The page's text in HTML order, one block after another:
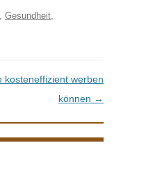
, Gesundheit,
kosteneffizient werben
können →